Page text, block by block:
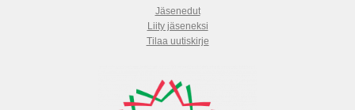
Jäsenedut
Liity jäseneksi
Tilaa uutiskirje